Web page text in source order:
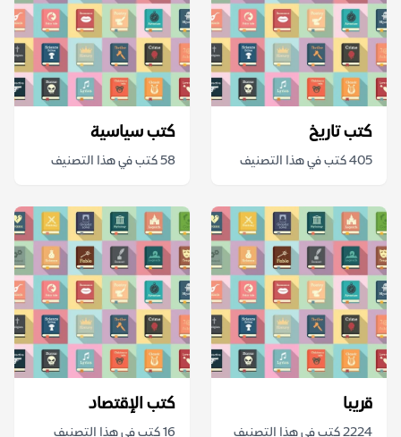
كتب تاريخ
405 كتب في هذا التصنيف
كتب سياسية
58 كتب في هذا التصنيف
قريبا
2224 كتب في هذا التصنيف
كتب الإقتصاد
16 كتب في هذا التصنيف